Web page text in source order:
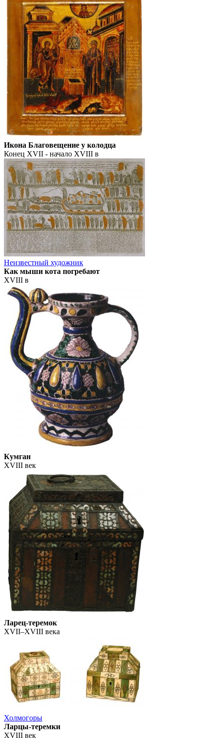
Икона Благовещение у колодца
Конец XVII - начало XVIII в
Неизвестный художник
Как мыши кота погребают
XVIII в
Кумган
XVIII век
Ларец-теремок
XVII–XVIII века
Холмогоры
Ларцы-теремки
XVIII век